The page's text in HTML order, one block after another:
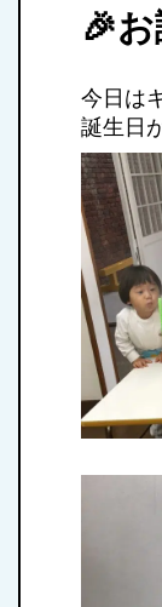
🎉
今日は
誕生日